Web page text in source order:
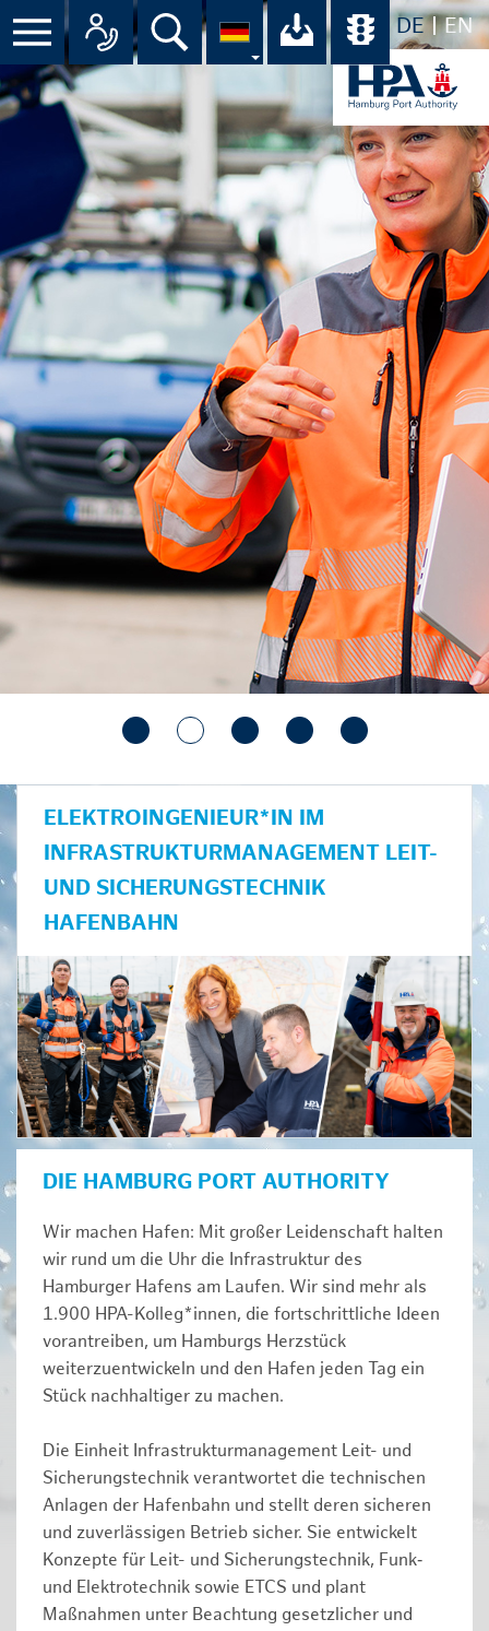
DE EN
Menü Alle Ansprechpartner im
Suche Ihr Download-
ELEKTROINGENIEUR*IN IM
INFRASTRUKTURMANAGEMENT LEIT-
UND SICHERUNGSTECHNIK
HAFENBAHN
DIE HAMBURG PORT AUTHORITY
Wir machen Hafen: Mit großer Leidenschaft halten
wir rund um die Uhr die Infrastruktur des
Hamburger Hafens am Laufen. Wir sind mehr als
1.900 HPA-Kolleg*innen, die fortschrittliche Ideen
vorantreiben, um Hamburgs Herzstück
weiterzuentwickeln und den Hafen jeden Tag ein
Stück nachhaltiger zu machen.
Die Einheit Infrastrukturmanagement Leit- und
Sicherungstechnik verantwortet die technischen
Anlagen der Hafenbahn und stellt deren sicheren
und zuverlässigen Betrieb sicher. Sie entwickelt
Konzepte für Leit- und Sicherungstechnik, Funk‑
und Elektrotechnik sowie ETCS und plant
Maßnahmen unter Beachtung gesetzlicher und